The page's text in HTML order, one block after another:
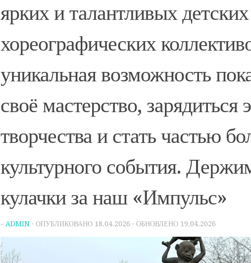
ярких и талантливых детских
хореографических
уникальная возможность
своё мастерство, зарядиться
творчества и стать частью
культурного события.
кулачки за наш «Импульс»
- ADMIN · ОПУБЛИКОВАНО 18.04.2026 · ОБНОВЛЕНО 19.04.2026